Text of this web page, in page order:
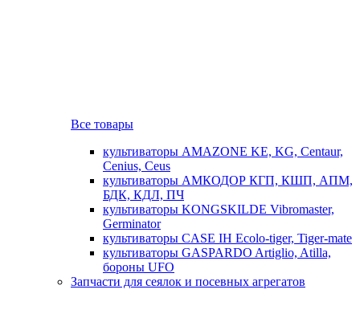
Все товары
культиваторы AMAZONE KE, KG, Centaur,
Cenius, Ceus
культиваторы АМКОДОР КГП, КШП, АПМ,
БДК, КДЛ, ПЧ
культиваторы KONGSKILDE Vibromaster,
Germinator
культиваторы CASE IH Ecolo-tiger, Tiger-mate
культиваторы GASPARDO Artiglio, Atilla,
бороны UFO
Запчасти для сеялок и посевных агрегатов